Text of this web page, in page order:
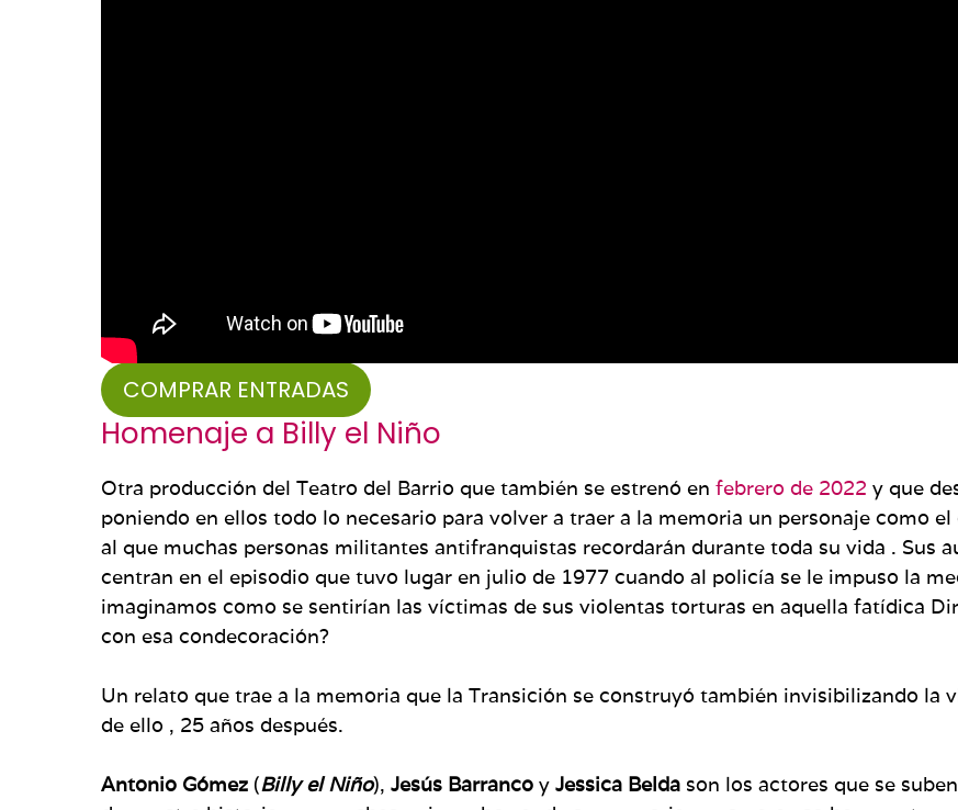
COMPRAR ENTRADAS
Homenaje a Billy el Niño
Otra producción del Teatro del Barrio que también se estrenó en febrero de 2022 y que
poniendo en ellos todo lo necesario para volver a traer a la memoria un personaje como
al que muchas personas militantes antifranquistas recordarán durante toda su vida . Sus
centran en el episodio que tuvo lugar en julio de 1977 cuando al policía se le impuso la
imaginamos como se sentirían las víctimas de sus violentas torturas en aquella fatídica
con esa condecoración?
Un relato que trae a la memoria que la Transición se construyó también invisibilizando la
de ello , 25 años después.
Antonio Gómez (Billy el Niño), Jesús Barranco y Jessica Belda son los actores que se